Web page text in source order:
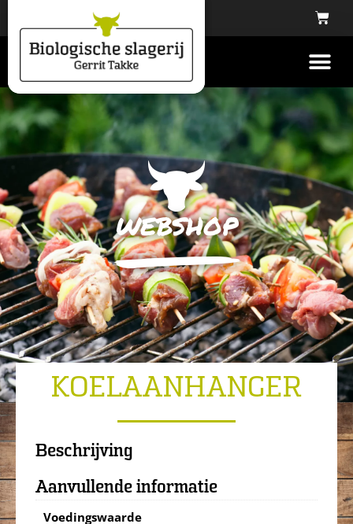
webshop
KOELAANHANGER
Beschrijving
Aanvullende informatie
Voedingswaarde